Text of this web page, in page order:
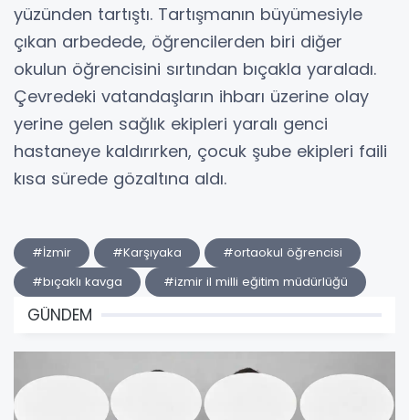
yüzünden tartıştı. Tartışmanın büyümesiyle
çıkan arbedede, öğrencilerden biri diğer
okulun öğrencisini sırtından bıçakla yaraladı.
Çevredeki vatandaşların ihbarı üzerine olay
yerine gelen sağlık ekipleri yaralı genci
hastaneye kaldırırken, çocuk şube ekipleri faili
kısa sürede gözaltına aldı.
#İzmir #Karşıyaka
#ortaokul öğrencisi
#bıçaklı kavga
#izmir il milli eğitim müdürlüğü
GÜNDEM